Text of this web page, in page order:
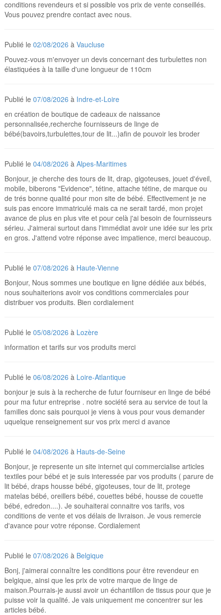
conditions revendeurs et si possible vos prix de vente conseillés.
Vous pouvez prendre contact avec nous.
Publié le02/08/2026 àVaucluse
Pouvez-vous m'envoyer un devis concernant des turbulettes non
élastiquées à la taille d'une longueur de 110cm
Publié le07/08/2026 à Indre-et-Loire
en création de boutique de cadeaux de naissance
personnalisée,recherche fournisseurs de linge de
bébé(bavoirs,turbulettes,tour de lit...)afin de pouvoir les broder
Publié le04/08/2026 àAlpes-Maritimes
Bonjour, je cherche des tours de lit, drap, gigoteuses, jouet d'éveil,
mobile, biberons "Evidence", tétine, attache tétine, de marque ou
de trés bonne qualité pour mon site de bébé. Effectivement je ne
suis pas encore immatriculé mais ca ne serait tardé, mon projet
avance de plus en plus vite et pour celà j'ai besoin de fournisseurs
sérieu. J'aimerai surtout dans l'immédiat avoir une idée sur les prix
en gros. J'attend votre réponse avec impatience, merci beaucoup.
Publié le07/08/2026 à Haute-Vienne
Bonjour, Nous sommes une boutique en ligne dédiée aux bébés,
nous souhaiterions avoir vos conditions commerciales pour
distribuer vos produits. Bien cordialement
Publié le05/08/2026 à Lozère
information et tarifs sur vos produits merci
Publié le06/08/2026 à Loire-Atlantique
bonjour je suis à la recherche de futur fourniseur en linge de bébé
pour ma futur entreprise . notre société sera au service de tout la
familles donc sais pourquoi je viens à vous pour vous demander
uquelque renseignement sur vos prix merci d avance
Publié le04/08/2026 à Hauts-de-Seine
Bonjour, je represente un site internet qui commercialise articles
textiles pour bébé et je suis interessée par vos produits ( parure de
lit bébé, draps housse bébé, gigoteuses, tour de lit, protege
matelas bébé, oreillers bébé, couettes bébé, housse de couette
bébé, edredon....). Je souhaiterai connaitre vos tarifs, vos
conditions de vente et vos délais de livraison. Je vous remercie
d'avance pour votre réponse. Cordialement
Publié le07/08/2026 à Belgique
Bonj, j'aimerai connaître les conditions pour être revendeur en
belgique, ainsi que les prix de votre marque de linge de
maison.Pourrais-je aussi avoir un échantillon de tissus pour que je
puisse voir la qualité. Je vais uniquement me concentrer sur les
articles bébé.